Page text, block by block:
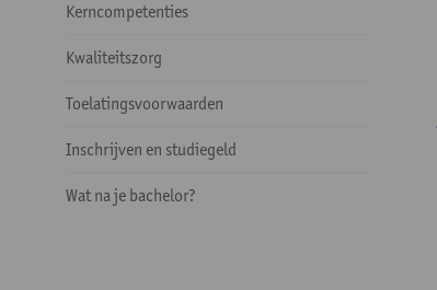
Kerncompetenties
Kwaliteitszorg
Toelatingsvoorwaarden
Inschrijven en studiegeld
Wat na je bachelor?